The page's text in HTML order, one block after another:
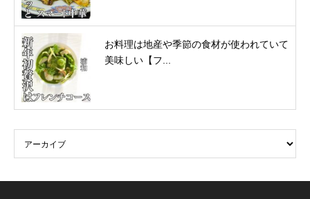
お料理は地産や季節の食材が使われていて
美味しい【フ...